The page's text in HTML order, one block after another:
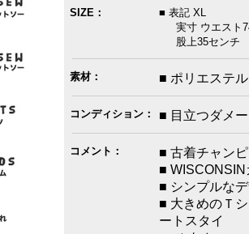
SIZE：
■ 表記 XL
実寸 ウエスト
股上35センチ
素材： ■ ポリエステル
コンディション： ■ 目立つダメ
コメント：
■ 古着チャン
■
■ シンプルな
■ 大きめのＴ
ートスタイ